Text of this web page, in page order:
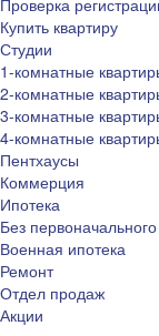
Проверка
Купить квартиру
Студии
1-комнатные
2-комнатные
3-комнатные
4-комнатные
Пентхаусы
Коммерция
Ипотека
Без
Военная ипотека
Ремонт
Отдел продаж
Акции